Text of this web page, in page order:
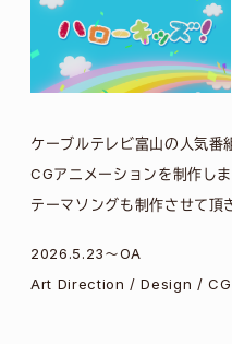
ケーブルテレビ富山の人気番
CGアニメーションを制作しま
テーマソングも制作させて頂
2026.5.23～OA
Art Direction / Design /